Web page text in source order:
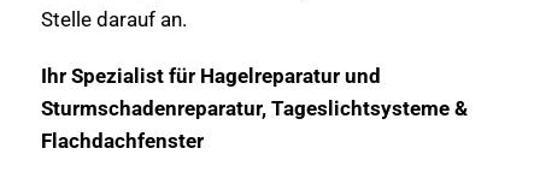
Stelle darauf an.
Ihr Spezialist für Hagelreparatur und
Sturmschadenreparatur, Tageslichtsysteme &
Flachdachfenster